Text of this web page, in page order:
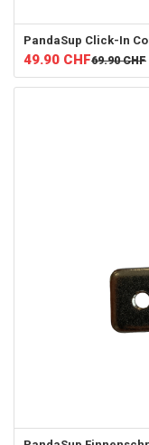
PandaSup Click-In
49.90 CHF69.90 CHF